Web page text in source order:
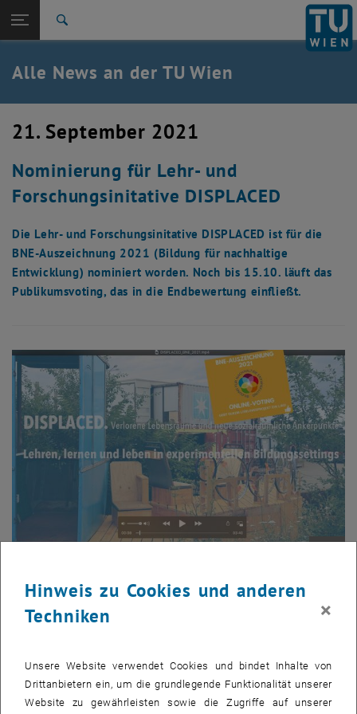
TU Login
Quicklinks
Quicklinks-Menü umschalten
Studium
Karriere
Zurück: Subseiten von TU Wien Startseite auflisten
Zurück zur letzten Ebene:
TU Wien Startseite
Übersicht
Alle News an der TU Wien
21. September 2021
Nominierung für Lehr- und
Forschungsinitative DISPLACED
Die Lehr- und Forschungsinitative DISPLACED ist für die
BNE-Auszeichnung 2021 (Bildung für nachhaltige
Entwicklung) nominiert worden. Noch bis 15.10. läuft das
Publikumsvoting, das in die Endbewertung einfließt.
© HARATHER/LECHNER
an der Schnittstelle von Kunst, Architektur, Bildung & sozialem
Engagement: Gesellschaftsrelevante Themen und
Transformationsprozesse werden damit in das bestehende
Hinweis zu Cookies und anderen
Techniken
×
Unsere Website verwendet Cookies und bindet Inhalte von
Drittanbietern ein, um die grundlegende Funktionalität unserer
Website zu gewährleisten sowie die Zugriffe auf unserer